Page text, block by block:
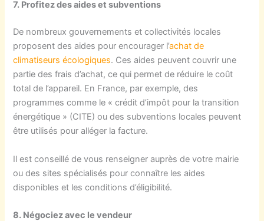
7. Profitez des aides et subventions
De nombreux gouvernements et collectivités locales
proposent des aides pour encourager l’achat de
climatiseurs écologiques. Ces aides peuvent couvrir une
partie des frais d’achat, ce qui permet de réduire le coût
total de l’appareil. En France, par exemple, des
programmes comme le « crédit d’impôt pour la transition
énergétique » (CITE) ou des subventions locales peuvent
être utilisés pour alléger la facture.
Il est conseillé de vous renseigner auprès de votre mairie
ou des sites spécialisés pour connaître les aides
disponibles et les conditions d’éligibilité.
8. Négociez avec le vendeur